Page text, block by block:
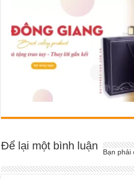
Để lại một bình luận Bạn phải